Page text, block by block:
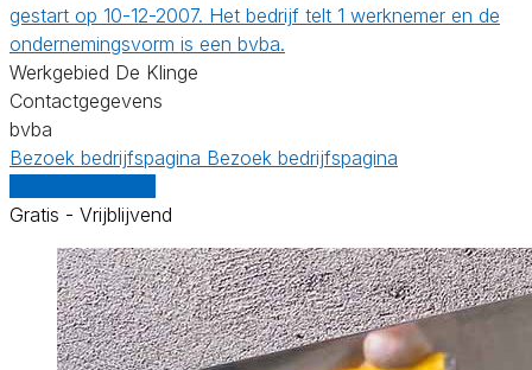
gestart op 10-12-2007. Het bedrijf telt 1 werknemer en de
ondernemingsvorm is een bvba.
Werkgebied De Klinge
Contactgegevens
bvba
Bezoek bedrijfspagina Bezoek bedrijfspagina
Gratis - Vrijblijvend